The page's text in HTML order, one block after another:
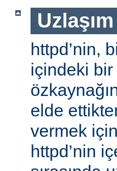
httpd’nin,
içindeki
elde
vermek
httpd’nin